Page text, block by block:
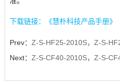
下载链接：《慧朴科技产品手册》
Prev： Z-S-HF25-2010S，Z-S-
Next： Z-S-CF40-2010S，Z-S-